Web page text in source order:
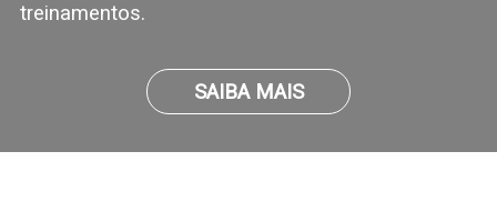
treinamentos.
SAIBA MAIS